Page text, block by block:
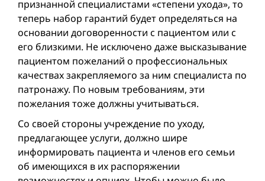
признанной специалистами «степени ухода», то
теперь набор гарантий будет определяться на
основании договоренности с пациентом или c
его близкими. Не исключено даже высказывание
пациентом пожеланий о профессиональных
качествах закрепляемого за ним специалиста по
патронажу. По новым требованиям, эти
пожелания тоже должны учитываться.
Со своей стороны учреждение по уходу,
предлагающее услуги, должно шире
информировать пациента и членов его семьи
об имеющихся в их распоряжении